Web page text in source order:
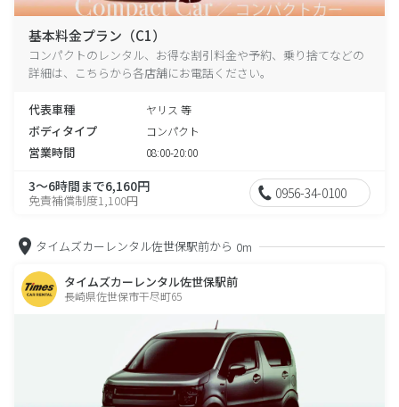
基本料金プラン（C1）
コンパクトのレンタル、お得な割引料金や予約、乗り捨てなどの
詳細は、こちらから各店舗にお電話ください。
代表車種 ヤリス 等
ボディタイプ コンパクト
営業時間 08:00-20:00
3～6時間まで6,160円
免責補償制度1,100円 0956-34-0100
タイムズカーレンタル佐世保駅前から 0m
タイムズカーレンタル佐世保駅前
長崎県佐世保市干尽町65